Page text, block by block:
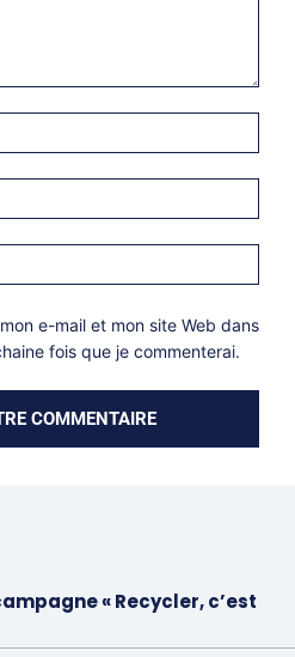
:*
e-mail et mon site Web dans
fois que je commenterai.
« Recycler, c’est